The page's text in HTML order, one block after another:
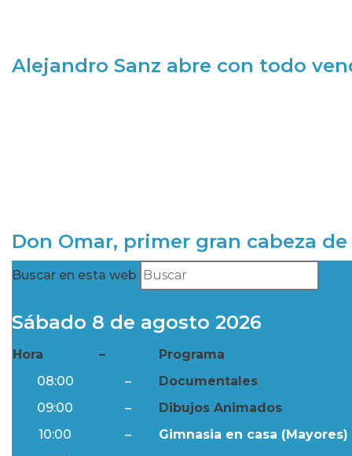
Alejandro Sanz abre con todo
Don Omar, primer gran cabeza
Buscar en esta web
Sábado 8 de agosto 2026
Hora –
Programa
08:00
–
Documentales
09:00
–
Dibujos Animados
10:00
–
Gimnasia en casa (Mayores)